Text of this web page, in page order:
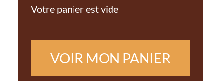
Votre panier est vide
VOIR MON PANIER